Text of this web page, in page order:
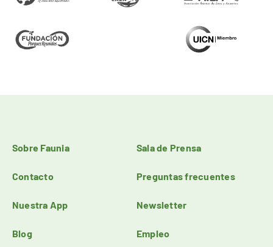
Sobre Faunia Sala de Prensa
Contacto Preguntas frecuentes
Nuestra App Newsletter
Blog Empleo